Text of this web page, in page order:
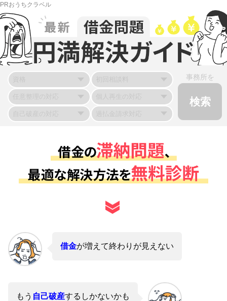
PRおうちクラベル
事務所を
借金が増えて終わりが見えない
もう 自己破産するしかないかも